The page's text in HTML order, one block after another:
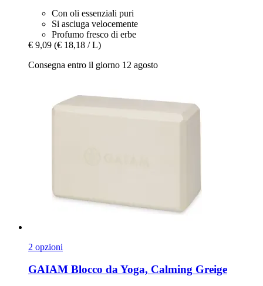
Con oli essenziali puri
Si asciuga velocemente
Profumo fresco di erbe
€ 9,09 (€ 18,18 / L)
Consegna entro il giorno 12 agosto
2 opzioni
GAIAM Blocco da Yoga, Calming Greige